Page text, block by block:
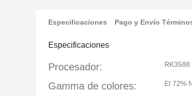
Especificaciones Pago y Envío
Especificaciones
Procesador: RK3588
Gamma de colores: El 72%